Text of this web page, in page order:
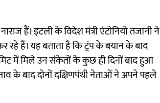
हैं। इटली के विदेश मंत्री एंटोनियो तजानी ने
रहे हैं। यह बताता है कि ट्रंप के बयान के बाद
में मिले उन संकेतों के कुछ ही दिनों बाद हुआ
के बाद दोनों दक्षिणपंथी नेताओं ने अपने पहले